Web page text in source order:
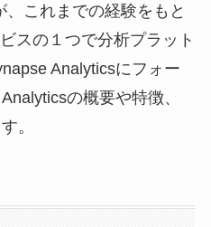
これまでの経験をもと
スの１つで分析プラット
Analyticsにフォー
の概要や特徴、
。